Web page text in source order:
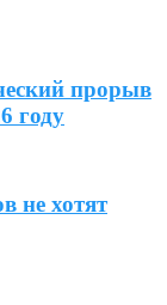
прорыв
году
не хотят